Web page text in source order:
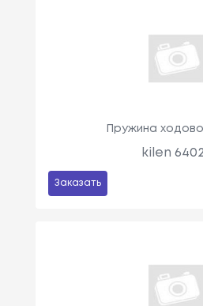
Пружина
kilen
Заказать